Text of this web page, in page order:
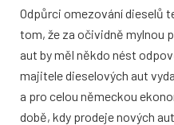
Odpůrci omezování dieselů
tom, že za očividně mylnou
aut byměl někdo nést
majitele dieselových aut
a pro celou německou
době, kdy prodeje nových